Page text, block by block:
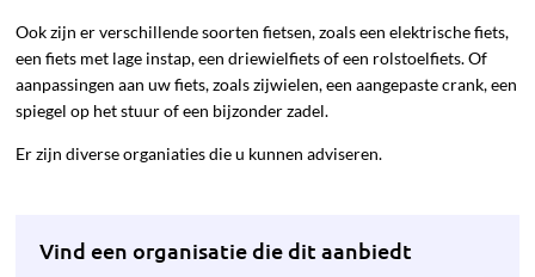
Ook zijn er verschillende soorten fietsen, zoals een elektrische fiets,
een fiets met lage instap, een driewielfiets of een rolstoelfiets. Of
aanpassingen aan uw fiets, zoals zijwielen, een aangepaste crank, een
spiegel op het stuur of een bijzonder zadel.
Er zijn diverse organiaties die u kunnen adviseren.
Vind een organisatie die dit aanbiedt